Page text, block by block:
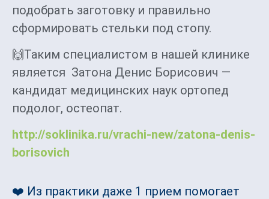
подобрать заготовку и правильно
сформировать стельки под стопу.
🙌Таким специалистом в нашей клинике
является Затона Денис Борисович —
кандидат медицинских наук ортопед
подолог, остеопат.
http://soklinika.ru/vrachi-new/zatona-denis-
borisovich
❤️ Из практики даже 1 прием помогает